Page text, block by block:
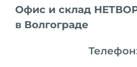
Офис и склад
в Волгограде